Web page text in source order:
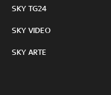
SKY TG24
SKY VIDEO
SKY ARTE